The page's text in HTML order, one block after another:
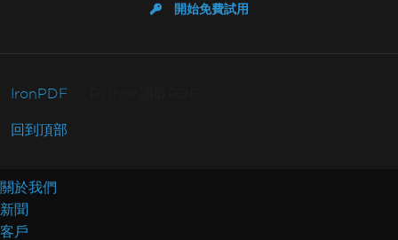
開始免費試用
IronPDF
回到頂部
關於我們
新聞
客戶